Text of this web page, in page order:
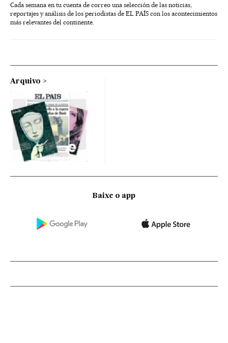
Cada semana en tu cuenta de correo una selección de las noticias,
reportajes y análisis de los periodistas de EL PAÍS con los acontecimientos
más relevantes del continente.
Arquivo
Baixe o app